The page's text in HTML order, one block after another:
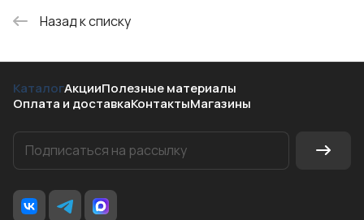
Назад к списку
КаталогАкцииПолезные материалы
Оплата и доставкаКонтактыМагазины